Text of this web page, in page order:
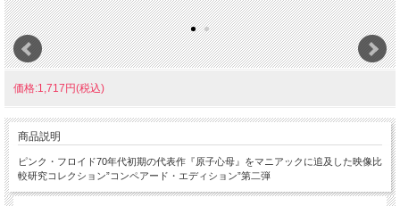
価格:1,717円(税込)
商品説明
ピンク・フロイド70年代初期の代表作『原子心母』をマニアックに追及した映像比
較研究コレクション”コンペアード・エディション”第二弾